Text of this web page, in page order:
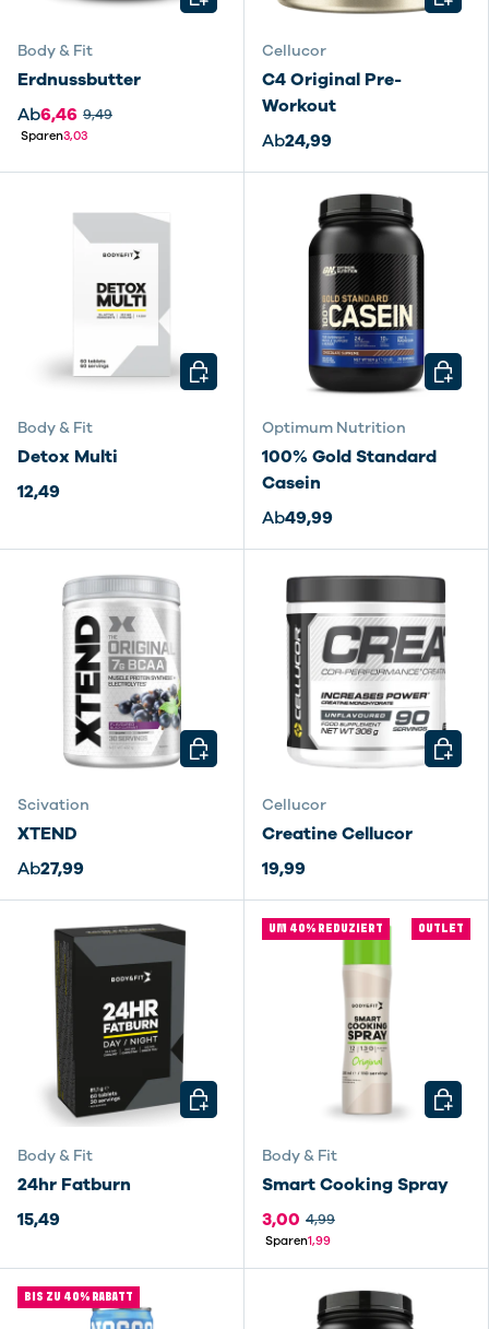
Body & Fit
Erdnussbutter
Ab6,46 9,49
Sparen3,03
Cellucor
C4 Original Pre-
Workout
Ab24,99
Body & Fit
Detox Multi
12,49
OPTIONEN AUSWÄHLEN
Optimum Nutrition
100% Gold Standard
Casein
Ab49,99
Scivation
XTEND
Ab27,99
OPTIONEN AUSWÄHLEN
Cellucor
Creatine Cellucor
19,99
Body & Fit
24hr Fatburn
15,49
OPTIONEN AUSWÄHLEN
UM 40% REDUZIERT OUTLET
Body & Fit
Smart Cooking Spray
3,00 4,99
Sparen1,99
BIS ZU 40% RABATT